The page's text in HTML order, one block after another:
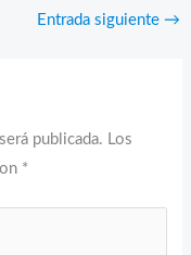
Entrada siguiente →
publicada. Los
*